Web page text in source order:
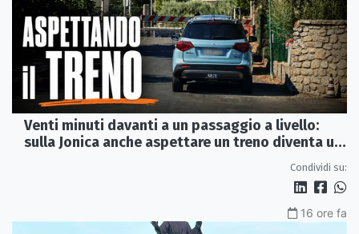
Venti minuti davanti a un passaggio a livello:
sulla Jonica anche aspettare un treno diventa un
Condividi su:
16 ore fa